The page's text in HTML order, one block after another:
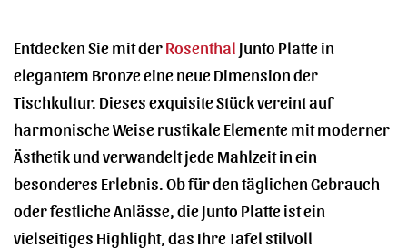
Entdecken Sie mit derRosenthal Junto Platte in
elegantem Bronze eine neue Dimension der
Tischkultur. Dieses exquisite Stück vereint auf
harmonische Weise rustikale Elemente mit moderner
Ästhetik und verwandelt jede Mahlzeit in ein
besonderes Erlebnis. Ob für den täglichen Gebrauch
oder festliche Anlässe, die Junto Platte ist ein
vielseitiges Highlight, das Ihre Tafel stilvoll